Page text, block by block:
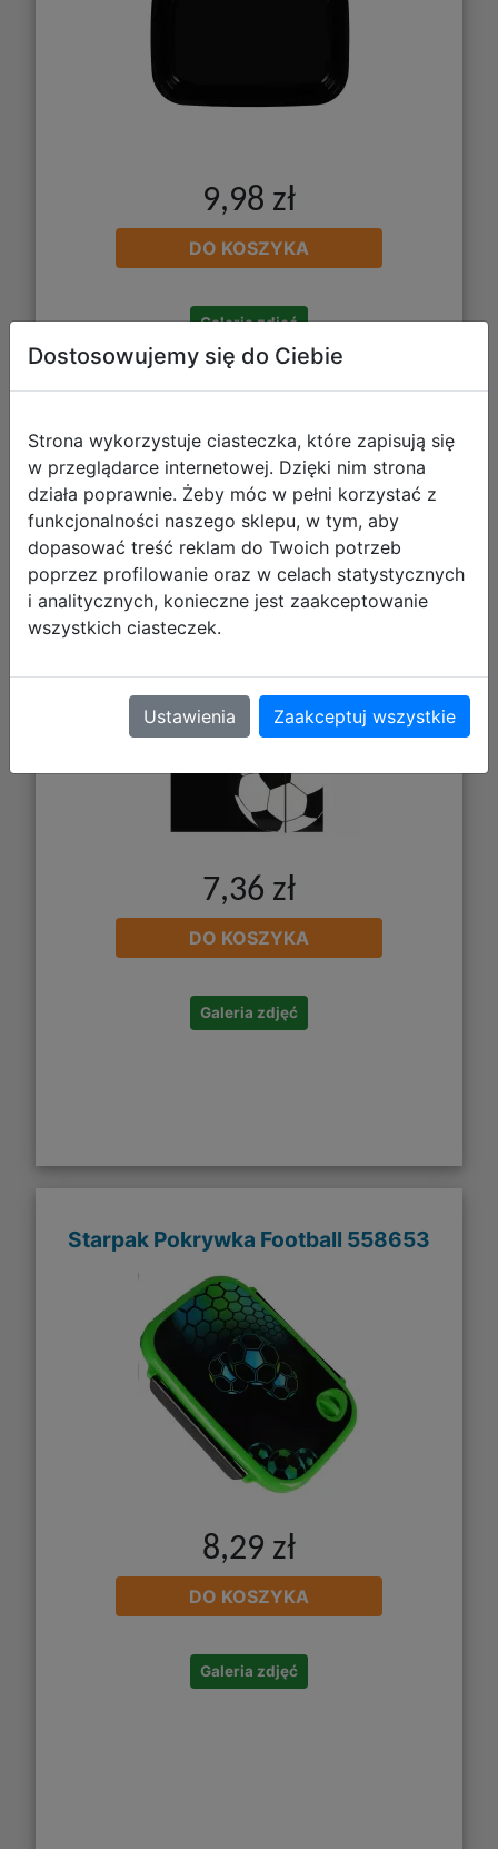
9,98 zł
DO KOSZYKA
Galeria zdjęć
Starpak Teczka z Gumką Football
553549
7,36 zł
DO KOSZYKA
Galeria zdjęć
Starpak Pokrywka Football 558653
8,29 zł
DO KOSZYKA
Galeria zdjęć
Dostosowujemy się do Ciebie
Strona wykorzystuje ciasteczka, które zapisują się
w przeglądarce internetowej. Dzięki nim strona
działa poprawnie. Żeby móc w pełni korzystać z
funkcjonalności naszego sklepu, w tym, aby
dopasować treść reklam do Twoich potrzeb
poprzez profilowanie oraz w celach statystycznych
i analitycznych, konieczne jest zaakceptowanie
wszystkich ciasteczek.
Ustawienia Zaakceptuj wszystkie